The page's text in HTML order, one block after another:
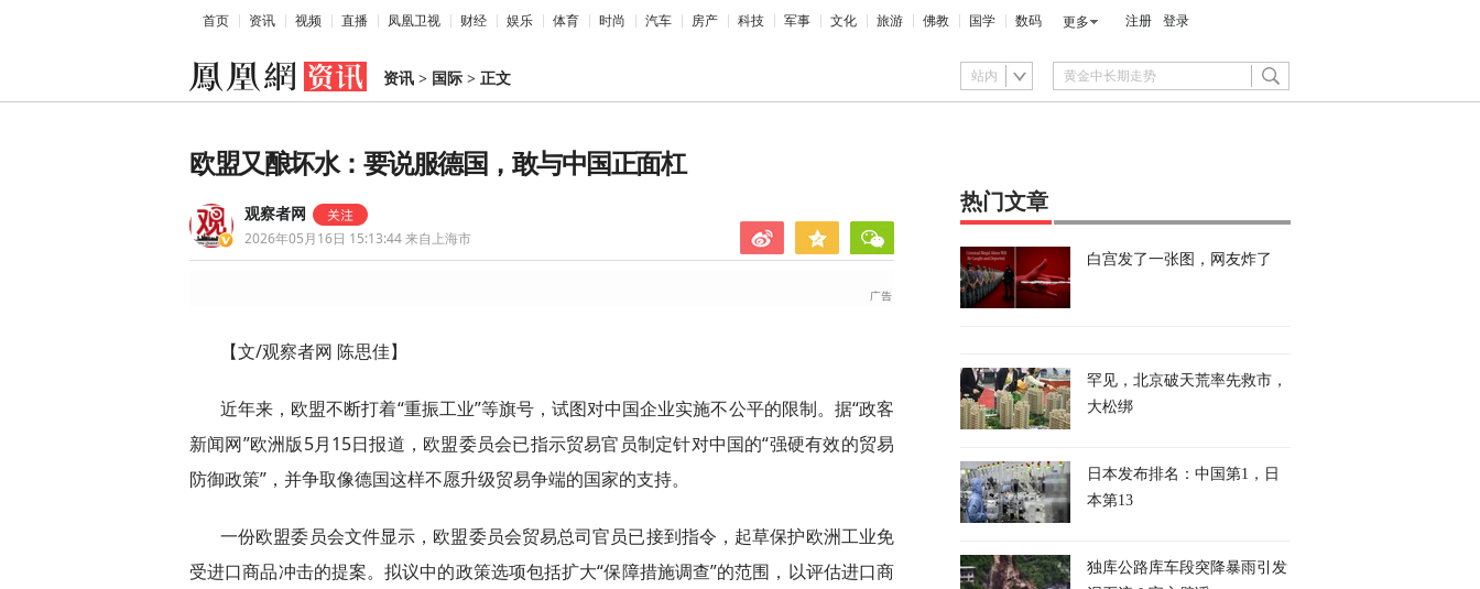
首页 资讯 视频 直播 凤凰卫视 财经 娱乐 体育 时尚 汽车 房产 科技 军事 文化 旅游 佛教 国学 数码 更多 注册 登录
资讯 > 国际 > 正文 站内
欧盟又酿坏水：要说服德国，敢与中国正面杠
观察者网
2026年05月16日 15:13:44来自上海市
【文/观察者网 陈思佳】
近年来，欧盟不断打着“重振工业”等旗号，试图对中国企业实施不公平的限制。据“政客
新闻网”欧洲版5月15日报道，欧盟委员会已指示贸易官员制定针对中国的“强硬有效的贸易
防御政策”，并争取像德国这样不愿升级贸易争端的国家的支持。
一份欧盟委员会文件显示，欧盟委员会贸易总司官员已接到指令，起草保护欧洲工业免
受进口商品冲击的提案。拟议中的政策选项包括扩大“保障措施调查”的范围，以评估进口商
热门文章
白宫发了一张图，网友炸了
罕见，北京破天荒率先救市，
大松绑
日本发布排名：中国第1，日
本第13
独库公路库车段突降暴雨引发